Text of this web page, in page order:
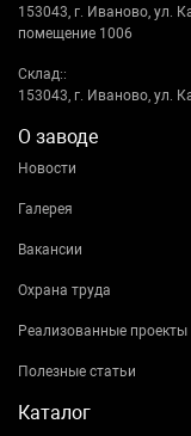
153043, г. Иваново, ул.
помещение 1006
Склад::
153043, г. Иваново, ул.
О заводе
Новости
Галерея
Вакансии
Охрана труда
Реализованные проекты
Полезные статьи
Каталог